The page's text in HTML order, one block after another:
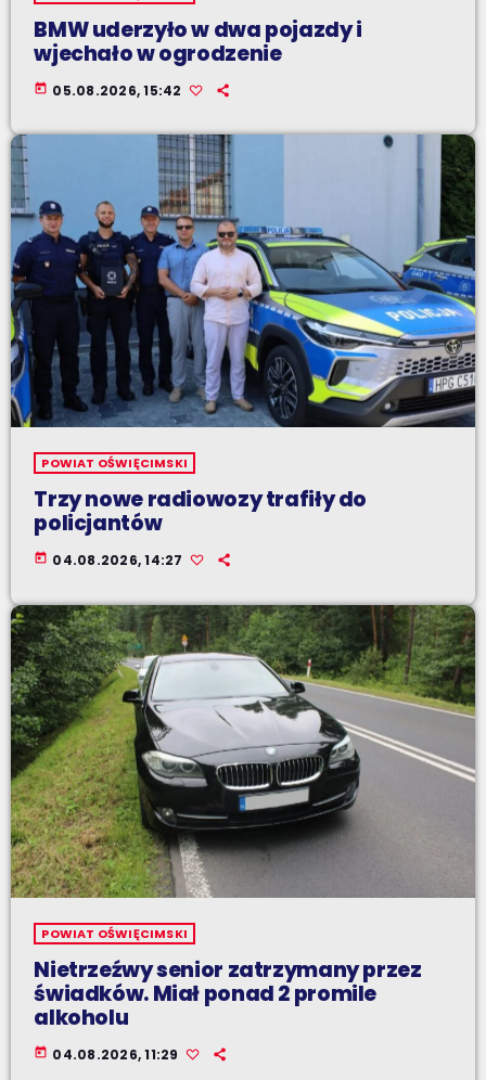
BMW uderzyło w dwa pojazdy i
wjechało w ogrodzenie
today 05.08.2026, 15:42
POWIAT OŚWIĘCIMSKI
Trzy nowe radiowozy trafiły do
policjantów
today 04.08.2026, 14:27
POWIAT OŚWIĘCIMSKI
Nietrzeźwy senior zatrzymany przez
świadków. Miał ponad 2 promile
alkoholu
today 04.08.2026, 11:29